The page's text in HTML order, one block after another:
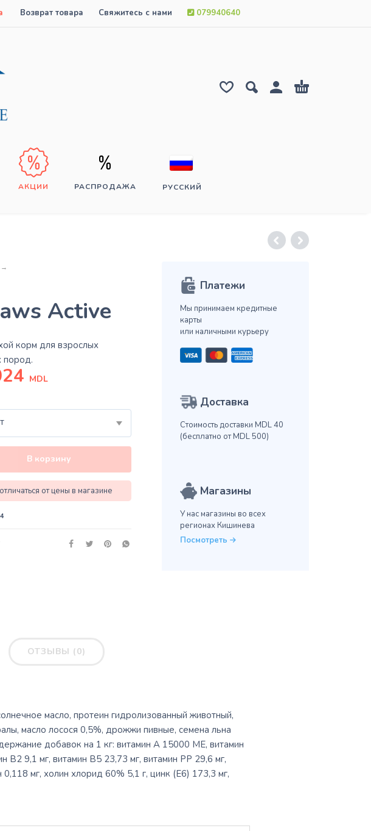
Возврат товара Свяжитесь с нами 079940640
АКЦИИ РАСПРОДАЖА РУССКИЙ
Active
корм для взрослых
пород.
MDL
В корзину
от цены в магазине
Платежи
Мы принимаем кредитные
карты
или наличными курьеру
Доставка
Стоимость доставки MDL 40
(бесплатно от MDL 500)
Магазины
У нас магазины во всех
регионах Кишинева
Посмотреть
ОТЗЫВЫ (0)
масло, протеин гидролизованный животный,
масло лосося 0,5%, дрожжи пивные, семена льна
добавок на 1 кг: витамин А 15000 МЕ, витамин
В2 9,1 мг, витамин В5 23,73 мг, витамин РР 29,6 мг,
мг, холин хлорид 60% 5,1 г, цинк (Е6) 173,3 мг,